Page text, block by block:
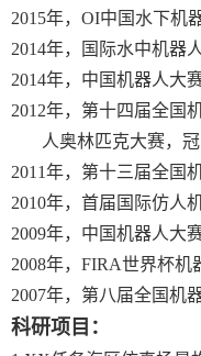
2015年， OI中国水下机
2014年，国际水中机器
2014年，中国机器人大
2012年，第十四届全国
人奥林匹克大赛，
2011年，第十三届全国
2010年，首届国际仿人
2009年，中国机器人大
2008年， FIRA世界杯机
2007年，第八届全国机
科研项目：